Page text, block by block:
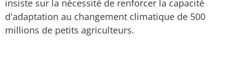
insiste sur la nécessité de renforcer la capacité
d'adaptation au changement climatique de 500
millions de petits agriculteurs.